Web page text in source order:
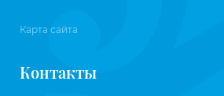
Карта сайта
Контакты